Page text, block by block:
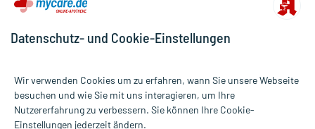
Alle Preise gelten inkl. MwSt., ggf. zzgl. Versandkosten
Datenschutz- und Cookie-Einstellungen
Wir verwenden Cookies um zu erfahren, wann Sie unsere Webseite
besuchen und wie Sie mit uns interagieren, um Ihre
Nutzererfahrung zu verbessern. Sie können Ihre Cookie-
Einstellungen jederzeit ändern.